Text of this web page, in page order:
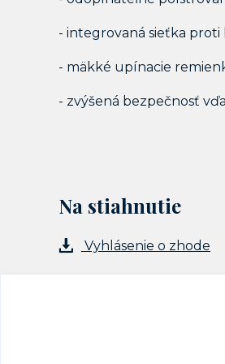
- integrovaná sieťka proti
- mäkké upínacie
- zvýšená bezpečnosť
Na stiahnutie
Vyhlásenie o zhode